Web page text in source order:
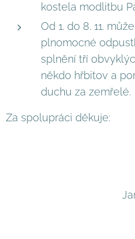
kostela modlitbu
Od 1. do 8. 11.
plnomocné
splnění tří
někdo hřbitov a
duchu za zemřelé.
Za spolupráci děkuje: